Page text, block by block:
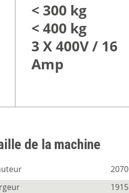
< 300 kg
< 400 kg
3 X 400V / 16
Amp
de la machine
2070
1915